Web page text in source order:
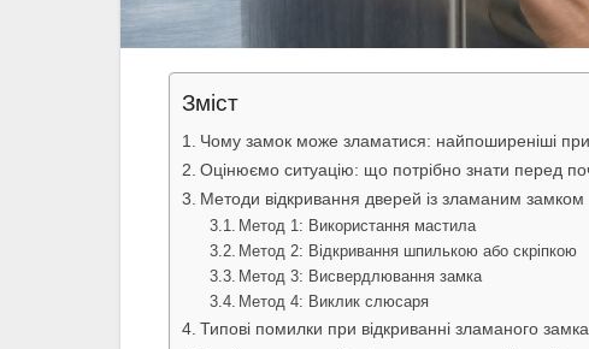
Зміст
Чому замок може зламатися: найпоширеніші
Оцінюємо ситуацію: що потрібно знати перед
Методи відкривання дверей із зламаним замком
Метод 1: Використання мастила
Метод 2: Відкривання шпилькою або скріпкою
Метод 3: Висвердлювання замка
Метод 4: Виклик слюсаря
Типові помилки при відкриванні зламаного замка